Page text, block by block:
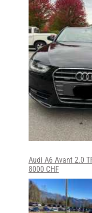
Audi A6 Avant 2.0
8000 CHF